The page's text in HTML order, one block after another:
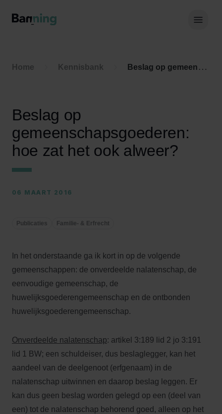
Home Kennisbank Beslag op gemeenschapsgoederen: hoe zat het ook alweer?
Beslag op
gemeenschapsgoederen:
hoe zat het ook alweer?
06 MAART 2016
Publicaties Familie- & Erfrecht
In het onderstaande ga ik kort in op de volgende
gemeenschappen: de onverdeelde nalatenschap, de
eenvoudige gemeenschap, de
huwelijksgoederengemeenschap en de ontbonden
huwelijksgoederengemeenschap.
Onverdeelde nalatenschap: artikel 3:189 lid 2 jo 3:191
lid 1 BW; een schuldeiser, dus beslaglegger, kan het
aandeel van de deelgenoot (erfgenaam) in de
nalatenschap uitwinnen en daarop beslag leggen. Er
kan dus geen beslag worden gelegd op een (deel van
een) tot de nalatenschap behorend goed, alleen op het